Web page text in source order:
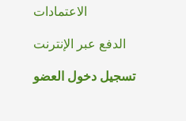
الاعتمادات
الدفع عبر الإنترنت
تسجيل دخول العضو